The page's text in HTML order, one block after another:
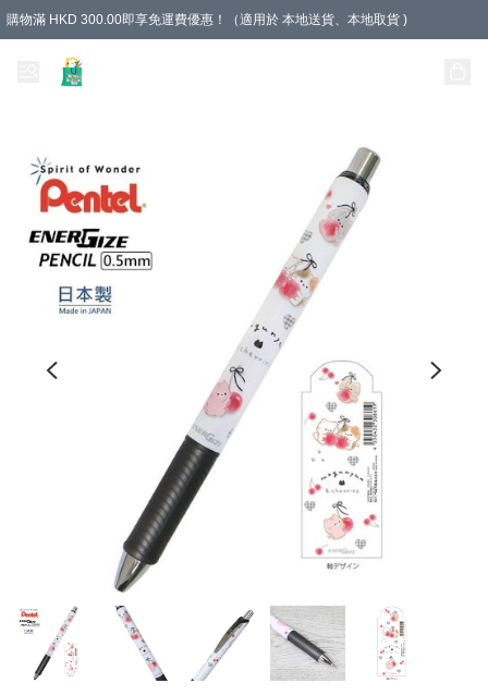
購物滿 HKD 300.00即享免運費優惠！（適用於 本地送貨、本地取貨 )